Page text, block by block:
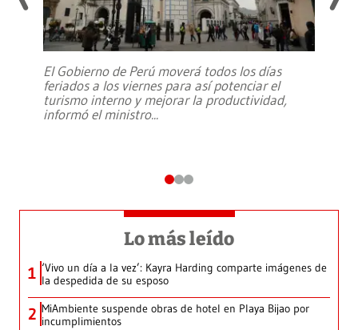
El Gobierno de Perú moverá todos los días
feriados a los viernes para así potenciar el
turismo interno y mejorar la productividad,
informó el ministro...
Lo más leído
1 ‘Vivo un día a la vez’: Kayra Harding comparte imágenes de
la despedida de su esposo
2 MiAmbiente suspende obras de hotel en Playa Bijao por
incumplimientos